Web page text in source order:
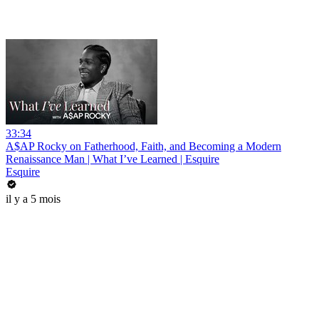
33:34
A$AP Rocky on Fatherhood, Faith, and Becoming a Modern
Renaissance Man | What I’ve Learned | Esquire
Esquire
il y a 5 mois